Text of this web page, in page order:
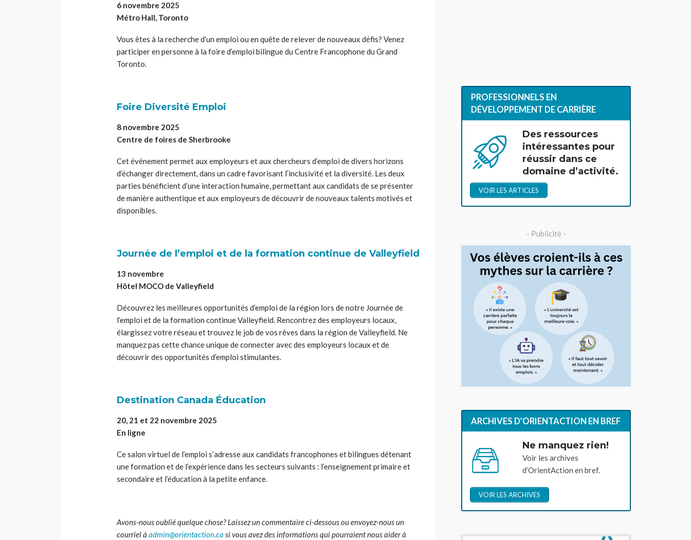
6 novembre 2025
Métro Hall, Toronto
Vous êtes à la recherche d’un emploi ou en quête de relever de nouveaux défis? Venez
participer en personne à la foire d’emploi bilingue du Centre Francophone du Grand
Toronto.
Foire Diversité Emploi
8 novembre 2025
Centre de foires de Sherbrooke
Cet événement permet aux employeurs et aux chercheurs d’emploi de divers horizons
d’échanger directement, dans un cadre favorisant l’inclusivité et la diversité. Les deux
parties bénéficient d’une interaction humaine, permettant aux candidats de se présenter
de manière authentique et aux employeurs de découvrir de nouveaux talents motivés et
disponibles.
Journée de l’emploi et de la formation continue de Valleyfield
13 novembre
Hôtel MOCO de Valleyfield
Découvrez les meilleures opportunités d’emploi de la région lors de notre Journée de
l’emploi et de la formation continue Valleyfield. Rencontrez des employeurs locaux,
élargissez votre réseau et trouvez le job de vos rêves dans la région de Valleyfield. Ne
manquez pas cette chance unique de connecter avec des employeurs locaux et de
découvrir des opportunités d’emploi stimulantes.
Destination Canada Éducation
20, 21 et 22 novembre 2025
En ligne
Ce salon virtuel de l’emploi s’adresse aux candidats francophones et bilingues détenant
une formation et de l’expérience dans les secteurs suivants : l’enseignement primaire et
secondaire et l’éducation à la petite enfance.
Avons-nous oublié quelque chose? Laissez un commentaire ci-dessous ou envoyez-nous un
courriel à admin@orientaction.ca si vous avez des informations qui pourraient nous aider à
PROFESSIONNELS EN
DÉVELOPPEMENT DE CARRIÈRE
Des ressources
intéressantes pour
réussir dans ce
domaine d’activité.
VOIR LES ARTICLES
- Publicité -
ARCHIVES D’ORIENTACTION EN BREF
Ne manquez rien!
Voir les archives
d’OrientAction en bref.
VOIR LES ARCHIVES